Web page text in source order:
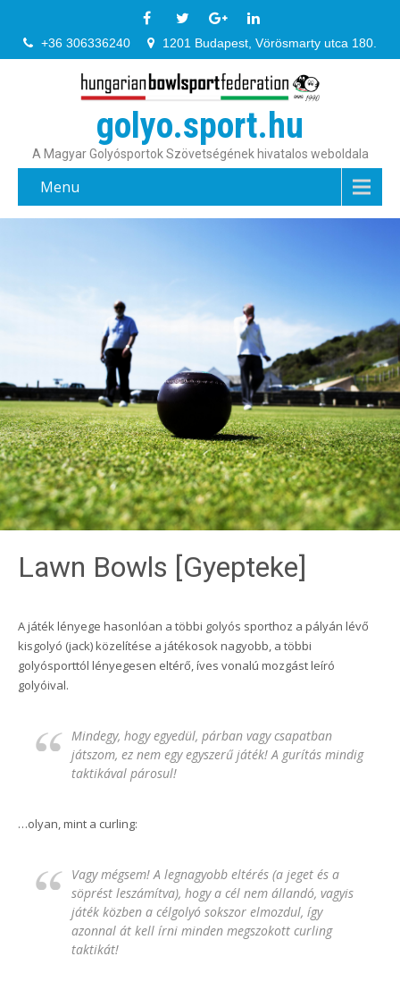
+36 306336240 1201 Budapest, Vörösmarty utca 180.
golyo.sport.hu
A Magyar Golyósportok Szövetségének hivatalos weboldala
Menu
Lawn Bowls [Gyepteke]
A játék lényege hasonlóan a többi golyós sporthoz a pályán lévő
kisgolyó (jack) közelítése a játékosok nagyobb, a többi
golyósporttól lényegesen eltérő, íves vonalú mozgást leíró
golyóival.
Mindegy, hogy egyedül, párban vagy csapatban
játszom, ez nem egy egyszerű játék! A gurítás mindig
taktikával párosul!
…olyan, mint a curling:
Vagy mégsem! A legnagyobb eltérés (a jeget és a
söprést leszámítva), hogy a cél nem állandó, vagyis
játék közben a célgolyó sokszor elmozdul, így
azonnal át kell írni minden megszokott curling
taktikát!